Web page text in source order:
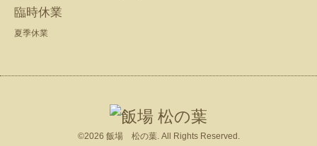
臨時休業
夏季休業
©2026 飯場 松の葉. All Rights Reserved.